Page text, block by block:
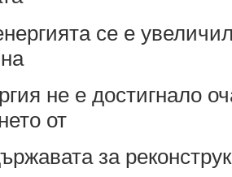
се е
не е достигнало
от
за